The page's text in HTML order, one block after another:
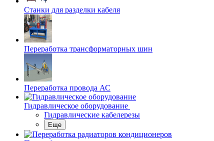
Станки для разделки кабеля
Переработка трансформаторных шин
Переработка провода АС
Гидравлическое оборудование
Гидравлические кабелерезы
Еще